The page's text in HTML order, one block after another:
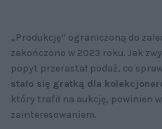
„Produkcję” ograniczoną do
zakończono w 2023 roku. Jak
popyt przerastał podaż, co
stało się gratką dla
który trafił na aukcję, powinien
zainteresowaniem.